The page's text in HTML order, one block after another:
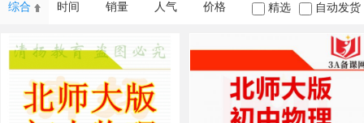
综合 时间 销量 人气 价格 精选 自动发货